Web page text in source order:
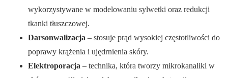
wykorzystywane w modelowaniu sylwetki oraz redukcji
tkanki tłuszczowej.
Darsonwalizacja – stosuje prąd wysokiej częstotliwości do
poprawy krążenia i ujędrnienia skóry.
Elektroporacja – technika, która tworzy mikrokanaliki w